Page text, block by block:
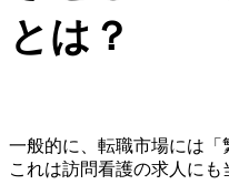
とは？
一般的に、転職市場には「
これは訪問看護の求人にも